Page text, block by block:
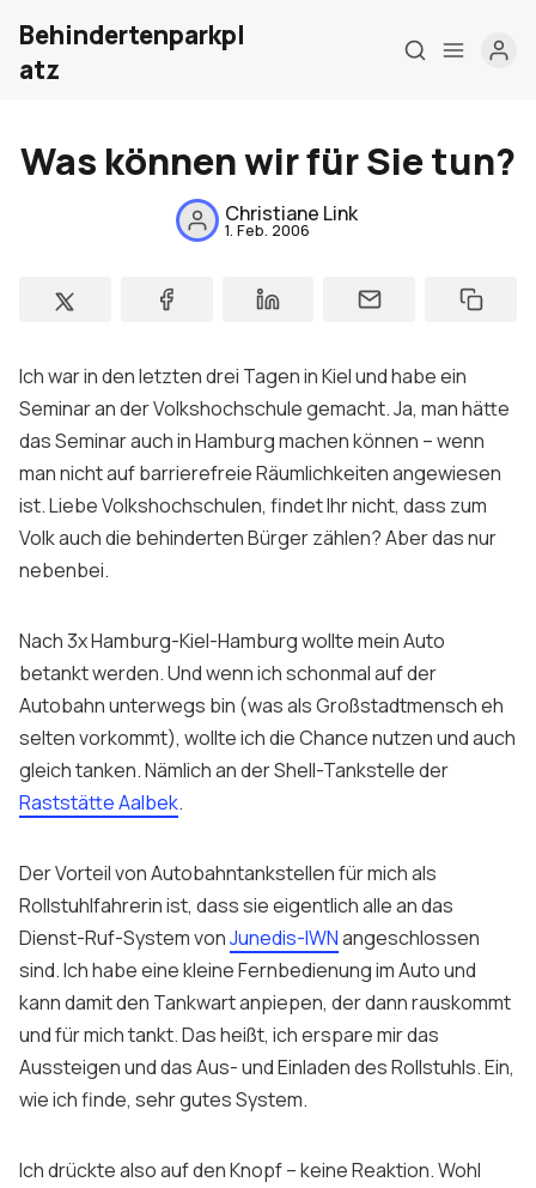
Home
Meine Firma
Kontakt
Behindertenparkpl
atz
Was können wir für Sie tun?
Christiane Link
1. Feb. 2006
Ich war in den letzten drei Tagen in Kiel und habe ein
Seminar an der Volkshochschule gemacht. Ja, man hätte
das Seminar auch in Hamburg machen können – wenn
man nicht auf barrierefreie Räumlichkeiten angewiesen
ist. Liebe Volkshochschulen, findet Ihr nicht, dass zum
Volk auch die behinderten Bürger zählen? Aber das nur
nebenbei.
Nach 3x Hamburg-Kiel-Hamburg wollte mein Auto
betankt werden. Und wenn ich schonmal auf der
Autobahn unterwegs bin (was als Großstadtmensch eh
selten vorkommt), wollte ich die Chance nutzen und auch
gleich tanken. Nämlich an der Shell-Tankstelle der
Raststätte Aalbek.
Der Vorteil von Autobahntankstellen für mich als
Rollstuhlfahrerin ist, dass sie eigentlich alle an das
Dienst-Ruf-System vonJunedis-IWNangeschlossen
sind. Ich habe eine kleine Fernbedienung im Auto und
kann damit den Tankwart anpiepen, der dann rauskommt
und für mich tankt. Das heißt, ich erspare mir das
Aussteigen und das Aus- und Einladen des Rollstuhls. Ein,
wie ich finde, sehr gutes System.
Ich drückte also auf den Knopf – keine Reaktion. Wohl